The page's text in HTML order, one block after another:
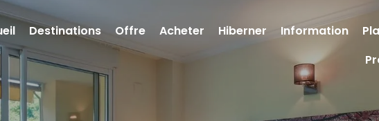
Destinations Offre Acheter Hiberner Information